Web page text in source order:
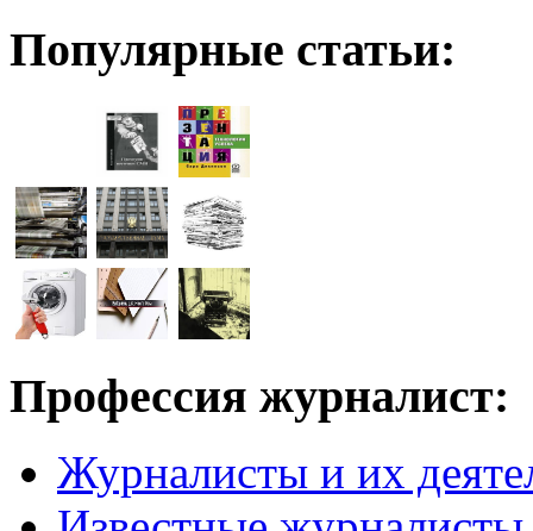
Популярные статьи:
Профессия журналист:
Журналисты и их